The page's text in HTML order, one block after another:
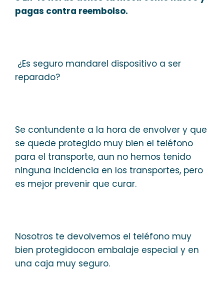
pagas contra reembolso.
¿Es seguro mandarel dispositivo a ser
reparado?
Se contundente a la hora de envolver y que
se quede protegido muy bien el teléfono
para el transporte, aun no hemos tenido
ninguna incidencia en los transportes, pero
es mejor prevenir que curar.
Nosotros te devolvemos el teléfono muy
bien protegidocon embalaje especial y en
una caja muy seguro.